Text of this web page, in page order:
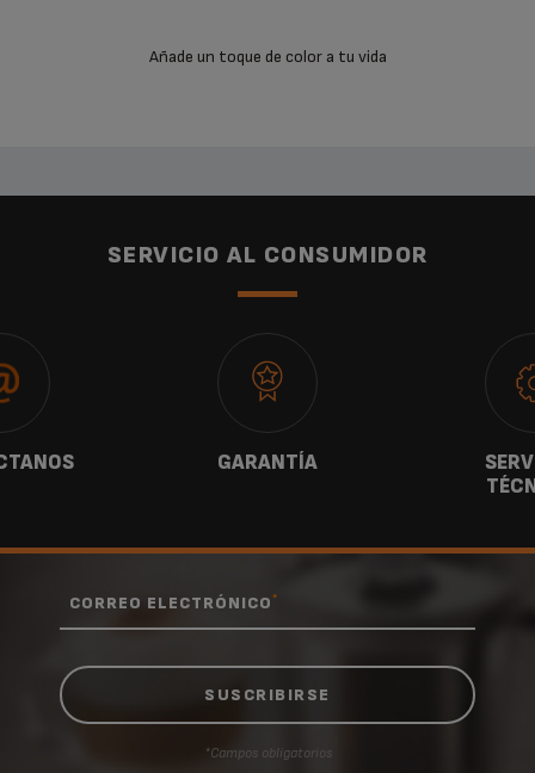
Añade un toque de color a tu vida
SERVICIO AL CONSUMIDOR
GARANTÍA
CORREO ELECTRÓNICO*
*Campos obligatorios